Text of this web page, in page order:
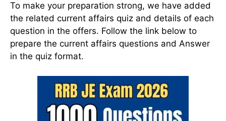
To make your preparation strong, we have added
the related current affairs quiz and details of each
question in the offers. Follow the link below to
prepare the current affairs questions and Answer
in the quiz format.